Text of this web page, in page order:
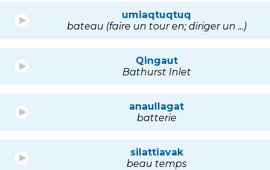
umiaqtuqtuq
bateau (faire un tour en; diriger un ...)
Qingaut
Bathurst Inlet
anaullagat
batterie
silattiavak
beau temps